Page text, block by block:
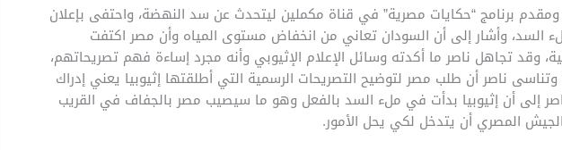
ومقدم برنامج “حكايات مصرية” في قناة مكملين ليتحدث عن سد النهضة، واحتفى بإعلان
السد، وأشار إلى أن السودان تعاني من انخفاض مستوى المياه وأن مصر اكتفت
وقد تجاهل ناصر ما أكدته وسائل الإعلام الإثيوبي وأنه مجرد إساءة فهم تصريحاتهم،
ناصر أن طلب مصر لتوضيح التصريحات الرسمية التي أطلقتها إثيوبيا يعني إدراك
إلى أن إثيوبيا بدأت في ملء السد بالفعل وهو ما سيصيب مصر بالجفاف في القريب
المصري أن يتدخل لكي يحل الأمور.